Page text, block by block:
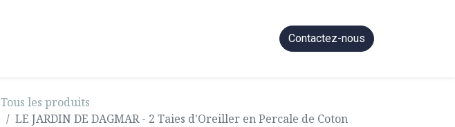
Contactez-nous
Tous les produits
LE JARDIN DE DAGMAR - 2 Taies d'Oreiller en Percale de Coton